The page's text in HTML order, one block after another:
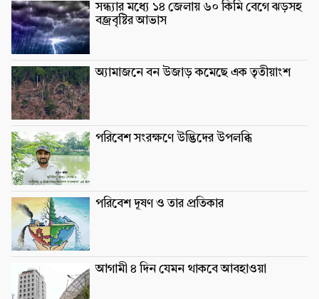
সন্ধ্যার মধ্যে ১৪ জেলায় ৬০ কিমি বেগে ঝড়সহ
বজ্রবৃষ্টির আভাস
অ্যামাজনে বন উজাড় কমেছে এক তৃতীয়াংশ
পরিবেশ সংরক্ষণে উদ্ভিদের উপলব্ধি
পরিবেশ দূষণ ও তার প্রতিকার
আগামী ৪ দিন যেমন থাকবে আবহাওয়া